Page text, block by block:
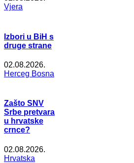
Vjera
Izbori u BiH s
druge strane
02.08.2026.
Herceg Bosna
Zašto SNV
Srbe pretvara
u hrvatske
crnce?
02.08.2026.
Hrvatska